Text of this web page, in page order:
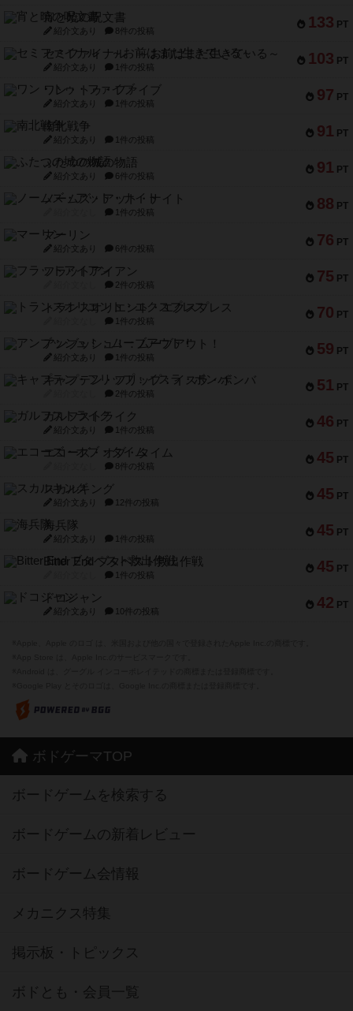
133 PT
宵と暁の呪文書
紹介文あり 8件の投稿
103 PT
セミファイナル ～お前はまだ生きている～
紹介文あり 1件の投稿
97 PT
ワン・トゥ・ファイブ
紹介文あり 1件の投稿
91 PT
南北戦争
紹介文あり 1件の投稿
91 PT
ふたつの城の物語
紹介文あり 6件の投稿
88 PT
ノームズ・アット・ナイト
1件の投稿
76 PT
マーリン
紹介文あり 6件の投稿
75 PT
フラットアイアン
2件の投稿
70 PT
トランスオリエント・エクスプレス
1件の投稿
59 PT
アンブッシュ！：ムーブアウト！
紹介文あり 1件の投稿
51 PT
キャプテン・フリップ：イスラ・ボンバ
2件の投稿
46 PT
ガルフストライク
紹介文あり 1件の投稿
45 PT
エコーズ・オブ・タイム
8件の投稿
45 PT
スカルキング
紹介文あり 12件の投稿
45 PT
海兵隊
紹介文あり 1件の投稿
45 PT
Bitter End ブタペスト救出作戦
1件の投稿
42 PT
ドコジャン
紹介文あり 10件の投稿
ボドゲーマTOP
ボードゲームを検索する
ボードゲームの新着レビュー
ボードゲーム会情報
メカニクス特集
掲示板・トピックス
ボドとも・会員一覧